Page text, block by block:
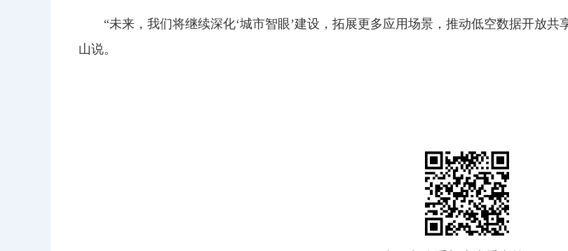
“未来，我们将继续深化‘城市智眼’建设，拓展更多应用场景，推动低空数据开放
山说。